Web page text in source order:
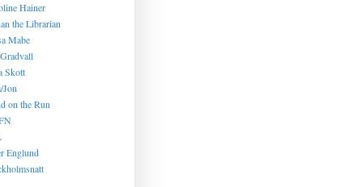
Hainer
the Librarian
Mabe
Skott
Jon
on the Run
Englund